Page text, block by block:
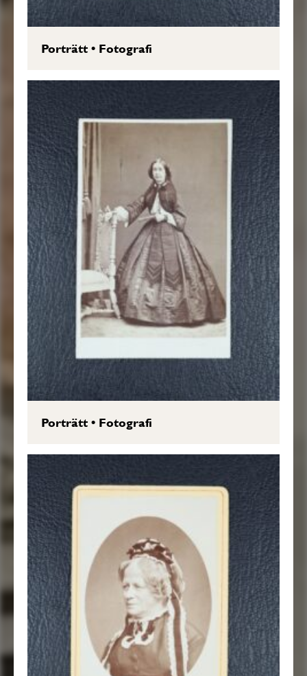
Porträtt• Fotografi
Porträtt• Fotografi